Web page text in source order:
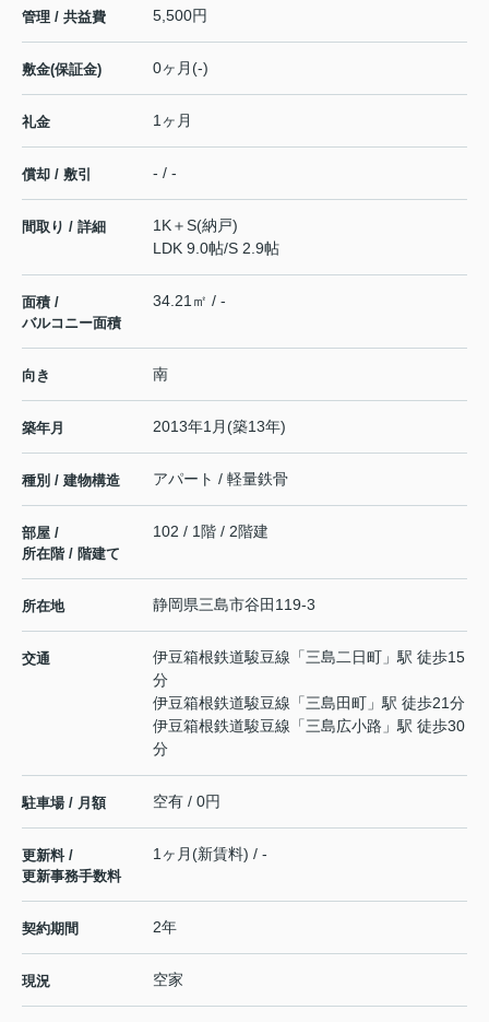
管理 / 共益費 5,500円
敷金(保証金) 0ヶ月(-)
礼金 1ヶ月
償却 / 敷引 - / -
間取り / 詳細
1K＋S(納戸)
LDK 9.0帖/S 2.9帖
面積 /
バルコニー面積
34.21㎡ / -
向き 南
築年月 2013年1月(築13年)
種別 / 建物構造 アパート / 軽量鉄骨
部屋 /
所在階 / 階建て
102 / 1階 / 2階建
所在地 静岡県三島市谷田 119-3
交通 伊豆箱根鉄道駿豆線 「三島二日町 」駅 徒歩15
分
伊豆箱根鉄道駿豆線 「三島田町 」駅 徒歩21分
伊豆箱根鉄道駿豆線 「三島広小路 」駅 徒歩30
分
駐車場 / 月額 空有 / 0円
更新料 /
更新事務手数料
1ヶ月(新賃料) / -
契約期間 2年
現況 空家